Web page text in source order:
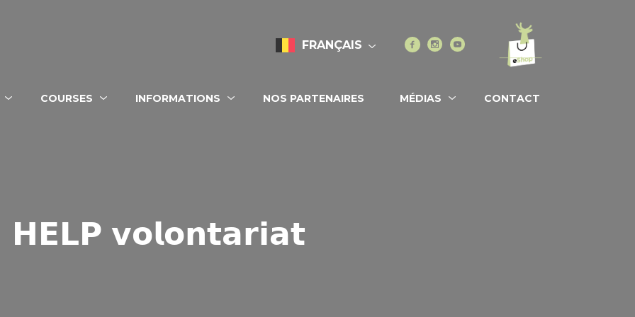
FRANÇAIS Facebook
Instagram
Youtube
Vers l'eshop
principale
COURSES INFORMATIONS NOS PARTENAIRES MÉDIAS CONTACT
𝗛𝗘𝗟𝗣 𝘃𝗼𝗹𝗼𝗻𝘁𝗮𝗿𝗶𝗮𝘁